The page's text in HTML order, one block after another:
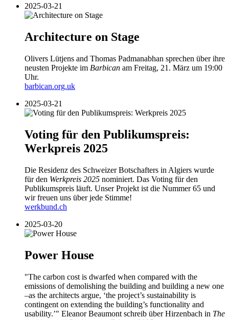
2025-03-21
Architecture on Stage
Olivers Lütjens and Thomas Padmanabhan sprechen über ihre
neusten Projekte im Barbican am Freitag, 21. März um 19:00
Uhr.
barbican.org.uk
2025-03-21
Voting für den Publikumspreis:
Werkpreis 2025
Die Residenz des Schweizer Botschafters in Algiers wurde
für den Werkpreis 2025 nominiert. Das Voting für den
Publikumspreis läuft. Unser Projekt ist die Nummer 65 und
wir freuen uns über jede Stimme!
werkbund.ch
2025-03-20
Power House
"The carbon cost is dwarfed when compared with the
emissions of demolishing the building and building a new one
–as the architects argue, ‘the project’s sustainability is
contingent on extending the building’s functionality and
usability.’" Eleanor Beaumont schreib über Hirzenbach in The